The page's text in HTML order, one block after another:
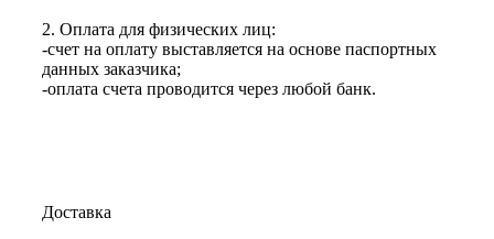
2. Оплата для физических лиц:
-счет на оплату выставляется на основе паспортных
данных заказчика;
-оплата счета проводится через любой банк.
Доставка